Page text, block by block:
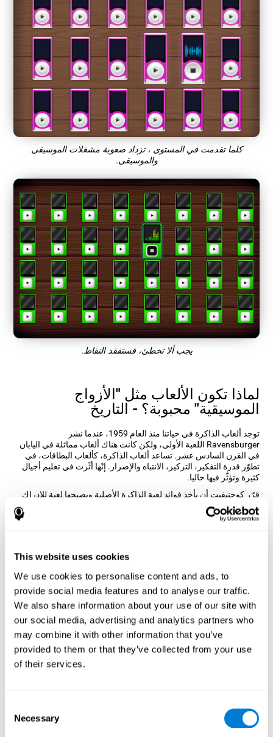
This website uses cookies
We use cookies to personalise content and ads, to
provide social media features and to analyse our traffic.
We also share information about your use of our site with
our social media, advertising and analytics partners who
may combine it with other information that you’ve
provided to them or that they’ve collected from your use
of their services.
Selection
Necessary
كلما تقدمت في المستوى ، تزداد صعوبة مشغلات الموسيقى
والموسيقى.
يجب ألا تخطئ، فستفقد النقاط.
لماذا تكون الألعاب مثل "الأزواج
الموسيقية" محبوبة؟ - التاريخ
توجد ألعاب الذاكرة في حياتنا منذ العام 1959، عندما نشر
Ravensburger اللعبة الأولى، ولكن كانت هناك ألعاب مماثلة في اليابان
في القرن السادس عشر. تساعد ألعاب الذاكرة، كألعاب البطاقات، في
تطوّر قدرة التفكير، التركيز، الانتباه والإصرار. إنّها أثّرت في تعليم أجيال
كثيرة وتؤثّر فيها حاليا.
قرّر كوجنيفيت أن يأخذ فوائد لعبة الذاكرة الأصلية ويصبحها لعبة للإدراك
السمعي، مثل الأزواج الموسيقية. وفقا لعلماء النفس العصبي، إنّه تغيير
مهم، فيساعد المستخدم على تدريب أذنيه والمهارات المعرفية المتعلٌّة
الموسيقية" مهاراتي المعرفية؟
باللعب باستمرار والتدريب بألعاب مثل الأزواج الموسيقية لكوجنيقيت
ننشّط نمط تنشيط عصبي يساعد في تنظيم الدوائر العصبية واستعادة
الوظائف المعرفية الضعيفة.
إنّ تنبيه المهارات باستمرار يساعد في إنشاء مشبك عصبي جديد وإعادة
تنظيم الدوائر العصبية وتحسّن الوظائف المعرفية. هدف الأزواج
الموسيقية هو تنبيه القدرات المتعلّقة بالاعتراف والذاكرة الصوتية قصيرة